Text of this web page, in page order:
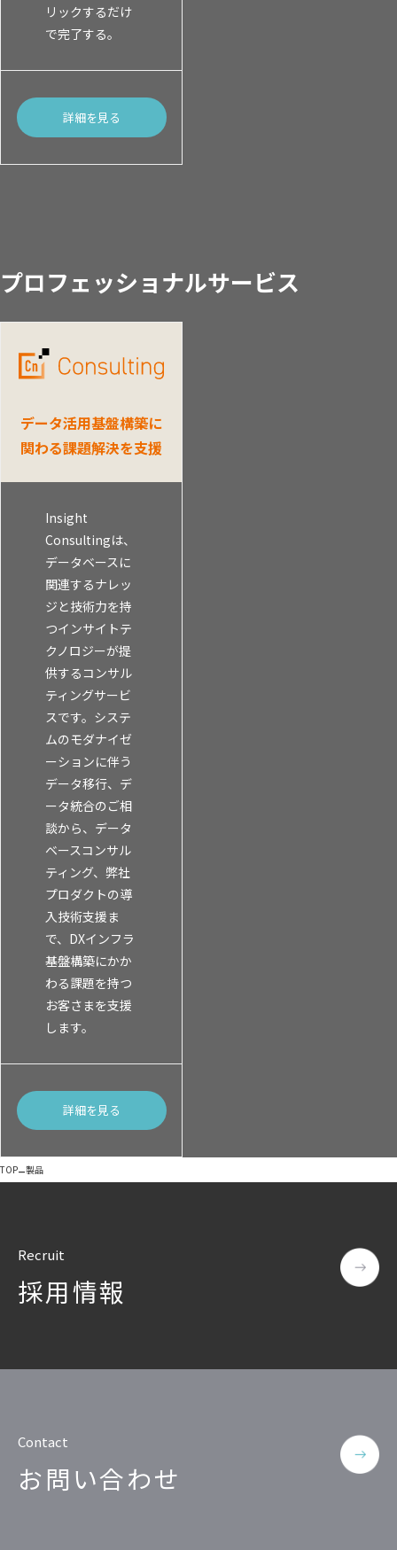
リックするだけ
で完了する。
詳細を見る
プロフェッショナルサービス
データ活用基盤構築に
関わる課題解決を支援
Insight
Consultingは、
データベースに
関連するナレッ
ジと技術力を持
つインサイトテ
クノロジーが提
供するコンサル
ティングサービ
スです。システ
ムのモダナイゼ
ーションに伴う
データ移行、デ
ータ統合のご相
談から、データ
ベースコンサル
ティング、弊社
プロダクトの導
入技術支援ま
で、DXインフラ
基盤構築にかか
わる課題を持つ
お客さまを支援
します。
詳細を見る
TOP–製品
Recruit
採用情報
Contact
お問い合わせ